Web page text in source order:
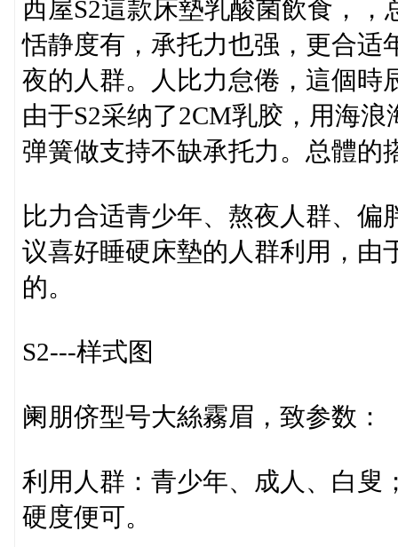
西屋S2這款床墊乳酸菌飲食，
恬静度有，承托力也强，更合适
夜的人群。人比力怠倦，這個時
由于S2采纳了2CM乳胶，用海
弹簧做支持不缺承托力。总體的
比力合适青少年、熬夜人群、
议喜好睡硬床墊的人群利用，由
的。
S2---样式图
阑朋侪型号大絲霧眉，致参数：
利用人群：青少年、成人、白叟
硬度便可。